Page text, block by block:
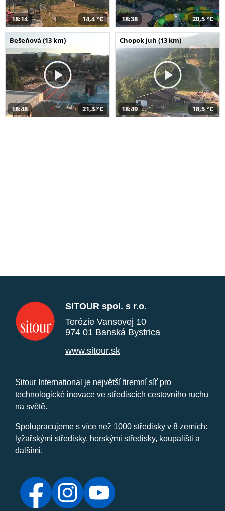
18:14 14,4 °C 18:38 20,5 °C
Bešeňová (13 km)
18:48 21,3 °C
Chopok juh (13 km)
18:49 18,5 °C
SITOUR spol. s r.o.
Terézie Vansovej 10
974 01 Banská Bystrica
www.sitour.sk
Sitour International je největší firemní síť pro
technologické inovace ve střediscích cestovního ruchu
na světě.
Spolupracujeme s více než 1000 středisky v 8 zemích:
lyžařskými středisky, horskými středisky, koupališti a
dalšími.